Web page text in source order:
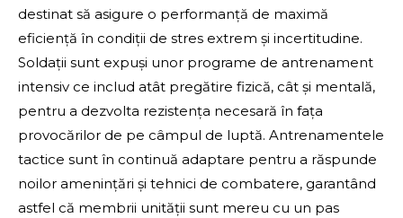
destinat să asigure o performanță de maximă
eficiență în condiții de stres extrem și incertitudine.
Soldații sunt expuși unor programe de antrenament
intensiv ce includ atât pregătire fizică, cât și mentală,
pentru a dezvolta rezistența necesară în fața
provocărilor de pe câmpul de luptă. Antrenamentele
tactice sunt în continuă adaptare pentru a răspunde
noilor amenințări și tehnici de combatere, garantând
astfel că membrii unității sunt mereu cu un pas